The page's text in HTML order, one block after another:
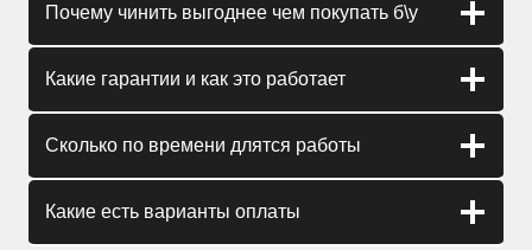
Почему чинить выгоднее чем покупать б\у
Какие гарантии и как это работает
Сколько по времени длятся работы
Какие есть варианты оплаты